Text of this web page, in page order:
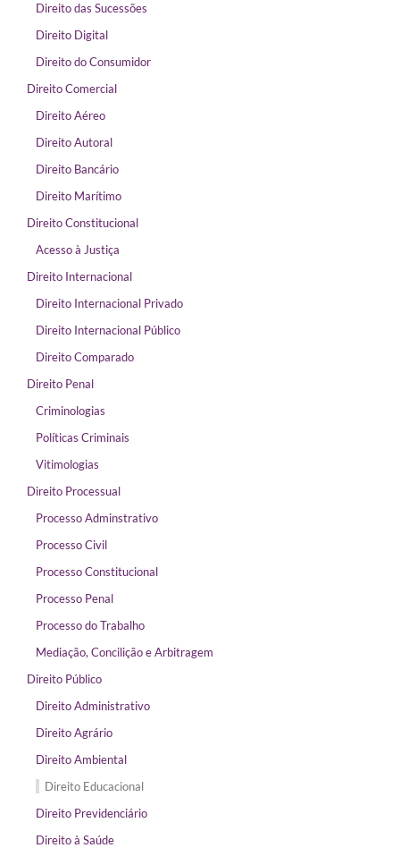
Direito das Sucessões
Direito Digital
Direito do Consumidor
Direito Comercial
Direito Aéreo
Direito Autoral
Direito Bancário
Direito Marítimo
Direito Constitucional
Acesso à Justiça
Direito Internacional
Direito Internacional Privado
Direito Internacional Público
Direito Comparado
Direito Penal
Criminologias
Políticas Criminais
Vitimologias
Direito Processual
Processo Adminstrativo
Processo Civil
Processo Constitucional
Processo Penal
Processo do Trabalho
Mediação, Concilição e Arbitragem
Direito Público
Direito Administrativo
Direito Agrário
Direito Ambiental
Direito Educacional
Direito Previdenciário
Direito à Saúde